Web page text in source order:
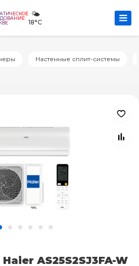
🌤️
18°C
Настенные сплит-системы
AS25S2SJ3FA-W